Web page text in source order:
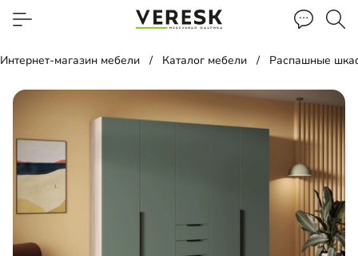
Интернет-магазин мебели Каталог мебели Распашные